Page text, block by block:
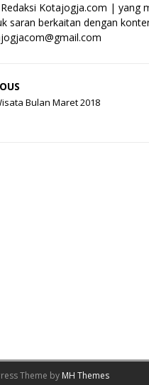
Kotajogja.com | yang
saran berkaitan dengan
Bulan Maret 2018
Theme by MH Themes